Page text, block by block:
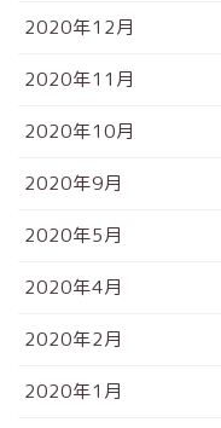
2020年12月
2020年11月
2020年10月
2020年9月
2020年5月
2020年4月
2020年2月
2020年1月